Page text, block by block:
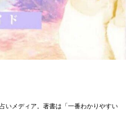
いメディア。著書は「一番わかりやすい